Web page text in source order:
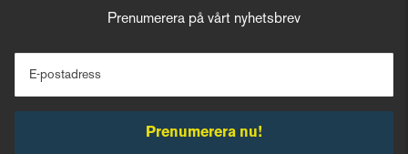
Prenumerera på vårt nyhetsbrev
E-postadress
Prenumerera nu!